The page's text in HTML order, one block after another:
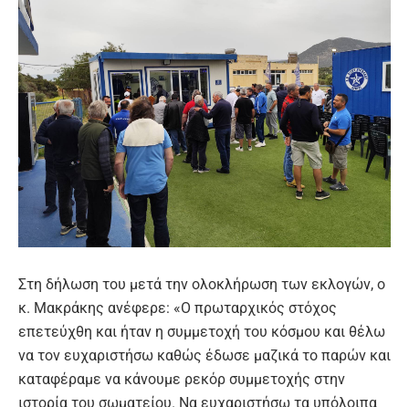
Στη δήλωση του μετά την ολοκλήρωση των εκλογών, ο
κ. Μακράκης ανέφερε: «Ο πρωταρχικός στόχος
επετεύχθη και ήταν η συμμετοχή του κόσμου και θέλω
να τον ευχαριστήσω καθώς έδωσε μαζικά το παρών και
καταφέραμε να κάνουμε ρεκόρ συμμετοχής στην
ιστορία του σωματείου. Να ευχαριστήσω τα υπόλοιπα